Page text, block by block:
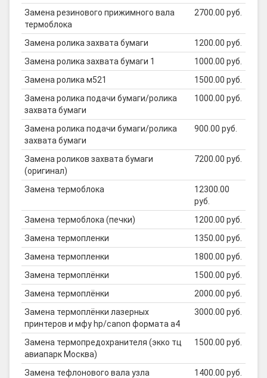
Замена резинового прижимного вала
термоблока
2700.00 руб.
Замена ролика захвата бумаги
1200.00 руб.
Замена ролика захвата бумаги 1
1000.00 руб.
Замена ролика м521
1500.00 руб.
Замена ролика подачи бумаги/ролика
захвата бумаги
1000.00 руб.
Замена ролика подачи бумаги/ролика
захвата бумаги
900.00 руб.
Замена роликов захвата бумаги
(оригинал)
7200.00 руб.
Замена термоблока
12300.00
руб.
Замена термоблока (печки)
1200.00 руб.
Замена термопленки
1350.00 руб.
Замена термопленки
1800.00 руб.
Замена термоплёнки
1500.00 руб.
Замена термоплёнки
2000.00 руб.
Замена термоплёнки лазерных
принтеров и мфу hp/canon формата а4
3000.00 руб.
Замена термопредохранителя (экко тц
авиапарк Москва)
1500.00 руб.
Замена тефлонового вала узла 1400.00 руб.